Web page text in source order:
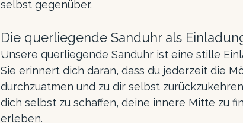
selbst gegenüber.
Die querliegende Sanduhr als
Unsere querliegende Sanduhr ist eine stille
Sie erinnert dich daran, dass du jederzeit die
durchzuatmen und zu dir selbst
dich selbst zu schaffen, deine innere Mitte zu
erleben.